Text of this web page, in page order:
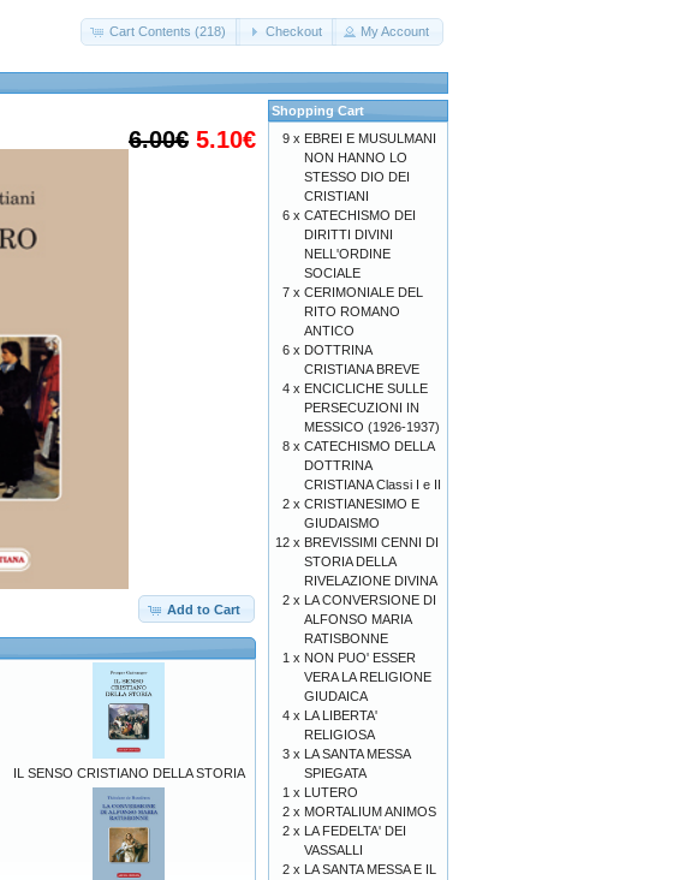
Cart Contents (218) Checkout My Account
6.00€ 5.10€
Add to Cart
IL SENSO CRISTIANO DELLA STORIA
Shopping Cart
9 x EBREI E MUSULMANI
NON HANNO LO
STESSO DIO DEI
CRISTIANI
6 x CATECHISMO DEI
DIRITTI DIVINI
NELL'ORDINE
SOCIALE
7 x CERIMONIALE DEL
RITO ROMANO
ANTICO
6 x DOTTRINA
CRISTIANA BREVE
4 x ENCICLICHE SULLE
PERSECUZIONI IN
MESSICO (1926-1937)
8 x CATECHISMO DELLA
DOTTRINA
CRISTIANA Classi I e II
2 x CRISTIANESIMO E
GIUDAISMO
12 x BREVISSIMI CENNI DI
STORIA DELLA
RIVELAZIONE DIVINA
2 x LA CONVERSIONE DI
ALFONSO MARIA
RATISBONNE
1 x NON PUO' ESSER
VERA LA RELIGIONE
GIUDAICA
4 x LA LIBERTA'
RELIGIOSA
3 x LA SANTA MESSA
SPIEGATA
1 x LUTERO
2 x MORTALIUM ANIMOS
2 x LA FEDELTA' DEI
VASSALLI
2 x LA SANTA MESSA E IL